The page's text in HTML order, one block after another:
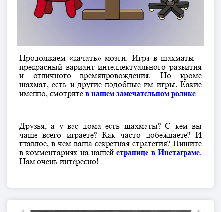
Продолжаем «качать» мозги. Игра в шахматы –
прекрасный вариант интеллектуального развития
и отличного времяпровождения. Но кроме
шахмат, есть и другие подобные им игры. Какие
именно, смотрите в нашем замечательном ролике
Друзья, а у вас дома есть шахматы? С кем вы
чаще всего играете? Как часто побеждаете? И
главное, в чём ваша секретная стратегия? Пишите
в комментариях на нашейстранице в Инстаграме.
Нам очень интересно!